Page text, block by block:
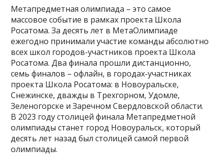
Метапредметная олимпиада – это самое
массовое событие в рамках проекта Школа
Росатома. За десять лет в МетаОлимпиаде
ежегодно принимали участие команды абсолютно
всех школ городов-участников проекта Школа
Росатома. Два финала прошли дистанционно,
семь финалов – офлайн, в городах-участниках
проекта Школа Росатома: в Новоуральске,
Снежинске, дважды в Трехгорном, Удомле,
Зеленогорске и Заречном Свердловской области.
В 2023 году столицей финала Метапредметной
олимпиады станет город Новоуральск, который
десять лет назад был столицей самой первой
олимпиады.